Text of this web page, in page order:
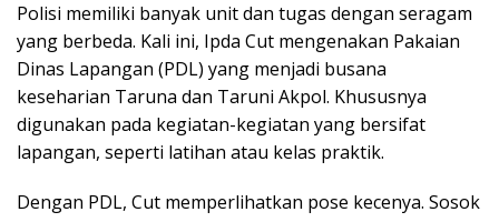
Polisi memiliki banyak unit dan tugas dengan seragam
yang berbeda. Kali ini, Ipda Cut mengenakan Pakaian
Dinas Lapangan (PDL) yang menjadi busana
keseharian Taruna dan Taruni Akpol. Khususnya
digunakan pada kegiatan-kegiatan yang bersifat
lapangan, seperti latihan atau kelas praktik.
Dengan PDL, Cut memperlihatkan pose kecenya. Sosok